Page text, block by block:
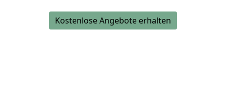
Kostenlose Angebote erhalten